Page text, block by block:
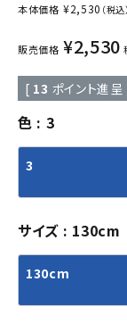
本体価格 ¥2,530 （税込）
販売価格 ¥2,530
[ 13 ポイント進呈
色 3
3
サイズ 130cm
130cm